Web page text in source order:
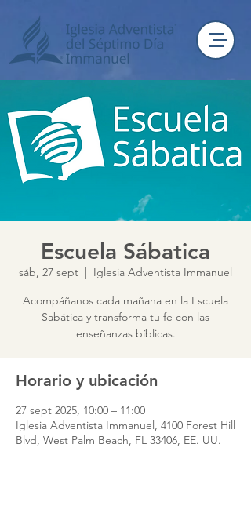
Escuela Sábatica
sáb, 27 sept
  |
Iglesia Adventista Immanuel
Acompáñanos cada mañana en la Escuela
Sabática y transforma tu fe con las
enseñanzas bíblicas.
Horario y ubicación
27 sept 2025, 10:00 – 11:00
Iglesia Adventista Immanuel, 4100 Forest Hill
Blvd, West Palm Beach, FL 33406, EE. UU.